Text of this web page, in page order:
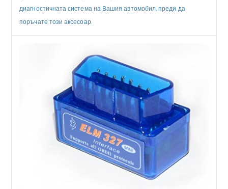
диагностичната система на Вашия автомобил, преди да
поръчате този аксесоар.